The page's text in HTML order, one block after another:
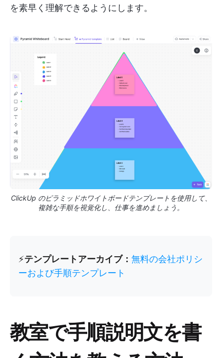
を素早く理解できるようにします。
ClickUp のピラミッドホワイトボードテンプレートを使用して、
複雑な手順を視覚化し、仕事を進めましょう。
⚡️テンプレートアーカイブ： 無料の会社ポリシ
ーおよび手順テンプレート
教室で手順説明文を書